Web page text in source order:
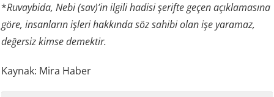
*Ruvaybida, Nebi (sav)’in ilgili hadisi şerifte geçen açıklamasına
göre, insanların işleri hakkında söz sahibi olan işe yaramaz,
değersiz kimse demektir.
Kaynak: Mira Haber